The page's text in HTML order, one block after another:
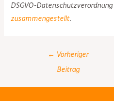
DSGVO-Datenschutzverordnung
zusammengestellt.
navigation
← Vorheriger
Beitrag